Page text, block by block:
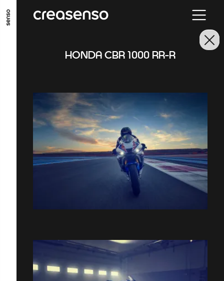
ALLER AU CONTENU PRINCIPAL
ALLER EN BAS DE PAGE
HONDA CBR 1000 RR-R